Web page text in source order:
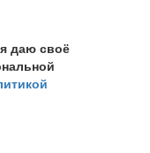
даю своё